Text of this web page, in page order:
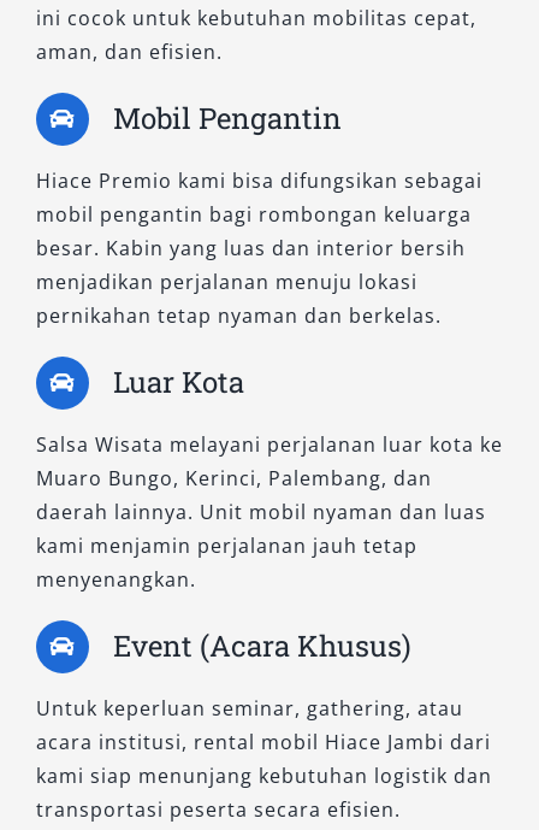
2. Hiace Premio Luxury
Untuk Anda yang mengutamakan kenyamanan
ekstra, privasi, dan nuansa eksklusif selama
terbaik. Tipe ini menjadi favorit dalam layanan
sewa mobil Hiace untuk tamu VIP, perjalanan
bisnis, dan wisata eksekutif.
Interior Hiace Premio Luxury dirancang khusus
dengan layout kabin yang mewah dan
premium. Tersedia kursi captain seat berbahan
jendela elektrik, serta layar monitor
multimedia untuk hiburan selama perjalanan.
Fasilitas ini menciptakan suasana nyaman
layaknya ruang keluarga pribadi yang
berpindah.
Kapasitas penumpang yang ideal untuk 7–9
orang menjadikannya sangat cocok sebagai
mobil keluarga besar yang mengedepankan
kenyamanan. Tidak hanya itu, sistem peredam
kabin yang baik membuat perjalanan tetap
tenang meski melintasi medan luar kota.
ini cocok untuk kebutuhan mobilitas cepat,
aman, dan efisien.
Mobil Pengantin
Hiace Premio kami bisa difungsikan sebagai
mobil pengantin bagi rombongan keluarga
besar. Kabin yang luas dan interior bersih
menjadikan perjalanan menuju lokasi
pernikahan tetap nyaman dan berkelas.
Luar Kota
Salsa Wisata melayani perjalanan luar kota ke
Muaro Bungo, Kerinci, Palembang, dan
daerah lainnya. Unit mobil nyaman dan luas
kami menjamin perjalanan jauh tetap
menyenangkan.
Event (Acara Khusus)
Untuk keperluan seminar, gathering, atau
acara institusi, rental mobil Hiace Jambi dari
kami siap menunjang kebutuhan logistik dan
transportasi peserta secara efisien.